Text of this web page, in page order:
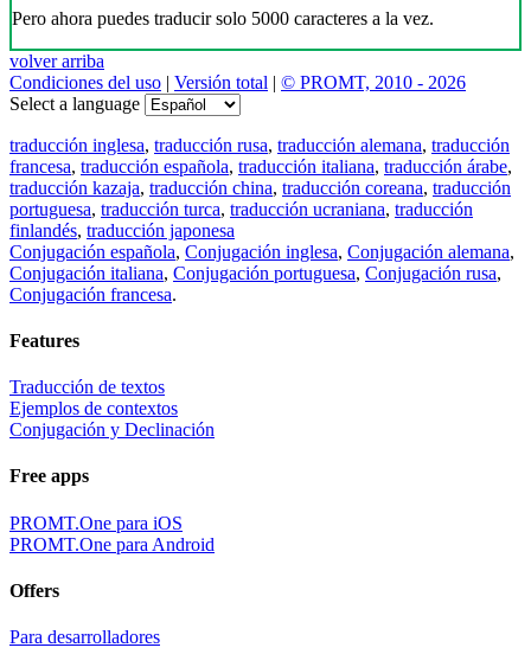
Pero ahora puedes traducir solo 5000 caracteres a la vez.
volver arriba
Condiciones del uso | Versión total | © PROMT, 2010 - 2026
Select a language
traducción inglesa, traducción rusa, traducción alemana, traducción
francesa, traducción española, traducción italiana, traducción árabe,
traducción kazaja, traducción china, traducción coreana, traducción
portuguesa, traducción turca, traducción ucraniana, traducción
finlandés, traducción japonesa
Conjugación española, Conjugación inglesa, Conjugación alemana,
Conjugación italiana, Conjugación portuguesa, Conjugación rusa,
Conjugación francesa.
Features
Traducción de textos
Ejemplos de contextos
Conjugación y Declinación
Free apps
PROMT.One para iOS
PROMT.One para Android
Offers
Para desarrolladores